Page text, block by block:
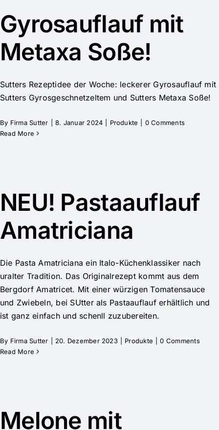
Gyrosauflauf mit
Metaxa Soße!
Sutters Rezeptidee der Woche: leckerer Gyrosauflauf mit
Sutters Gyrosgeschnetzeltem und Sutters Metaxa Soße!
By Firma Sutter 8. Januar 2024 Produkte
0 Comments
Read More
NEU! Pastaauflauf
Amatriciana
Die Pasta Amatriciana ein Italo-Küchenklassiker nach
uralter Tradition. Das Originalrezept kommt aus dem
Bergdorf Amatricet. Mit einer würzigen Tomatensauce
und Zwiebeln, bei SUtter als Pastaauflauf erhältlich und
ist ganz einfach und schenll zuzubereiten.
By Firma Sutter 20. Dezember 2023 Produkte
0 Comments
Read More
Melone mit